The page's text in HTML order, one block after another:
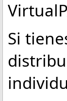
Si